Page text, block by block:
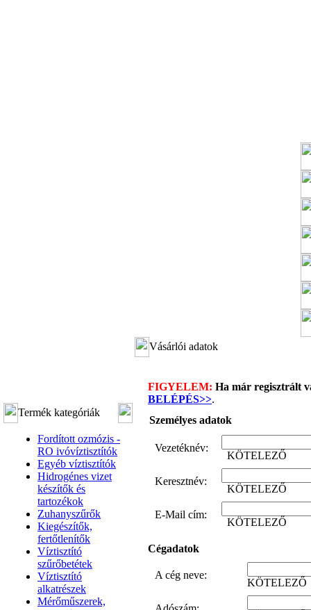
Termék kategóriák
Fordított ozmózis -
RO ivóvíztisztítók
Egyéb víztisztítók
Hidrogénes vizet
készítők és
tartozékok
Zuhanyszűrők
Kiegészítők,
fertőtlenítők
Víztisztító
szűrőbetétek
Víztisztító
alkatrészek
Mérőműszerek,
Vásárlói adatok
FIGYELEM: Ha már regisztrált
BELÉPÉS>>.
Személyes adatok
Vezetéknév:
KÖTELEZŐ
Keresztnév:
KÖTELEZŐ
E-Mail cím:
KÖTELEZŐ
Cégadatok
A cég neve:
KÖTELEZŐ